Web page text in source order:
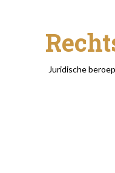
Juridische